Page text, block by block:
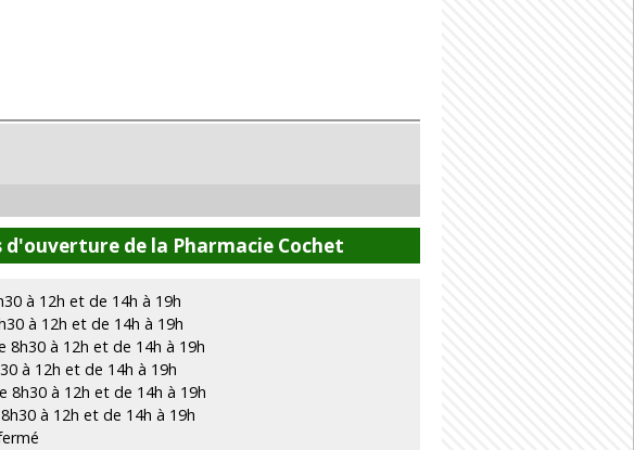
d'ouverture de la Pharmacie Cochet
à 12h et de 14h à 19h
à 12h et de 14h à 19h
8h30 à 12h et de 14h à 19h
à 12h et de 14h à 19h
8h30 à 12h et de 14h à 19h
à 12h et de 14h à 19h